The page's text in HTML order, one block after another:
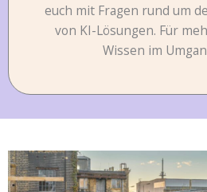
euch mit Fragen rund um
von KI-Lösungen. Für
Wissen im